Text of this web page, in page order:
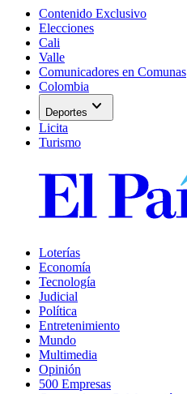
Contenido Exclusivo
Elecciones
Cali
Valle
Comunicadores en Comunas
Colombia
Deportes expand_more
Licita
Turismo
Loterías
Economía
Tecnología
Judicial
Política
Entretenimiento
Mundo
Multimedia
Opinión
500 Empresas